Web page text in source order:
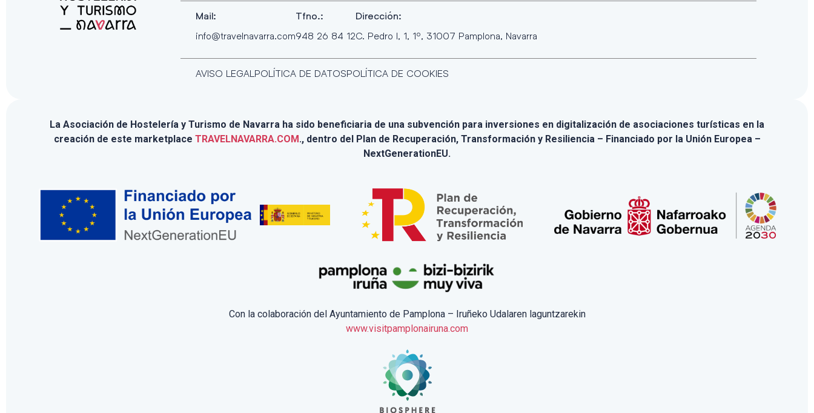
Mail:
info@travelnavarra.com
Tfno.:
948 26 84 12
Dirección:
C. Pedro I, 1, 1º, 31007 Pamplona, Navarra
AVISO LEGAL POLÍTICA DE DATOSPOLÍTICA DE COOKIES
La Asociación de Hostelería y Turismo de Navarra ha sido beneficiaria de una subvención para inversiones en digitalización de asociaciones turísticas en la
creación de este marketplace TRAVELNAVARRA.COM., dentro del Plan de Recuperación, Transformación y Resiliencia – Financiado por la Unión Europea –
NextGenerationEU.
Con la colaboración del Ayuntamiento de Pamplona – Iruñeko Udalaren laguntzarekin
www.visitpamplonairuna.com